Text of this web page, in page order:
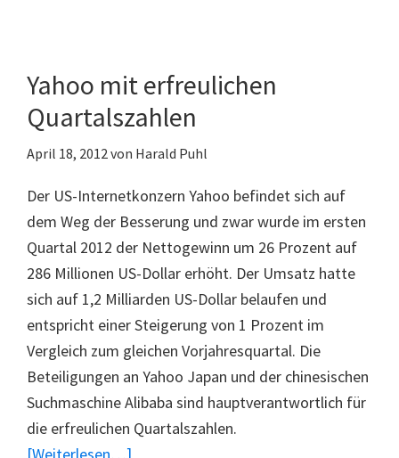
Anteilsverkauf
Yahoo mit erfreulichen
Quartalszahlen
April 18, 2012von Harald Puhl
Der US-Internetkonzern Yahoo befindet sich auf
dem Weg der Besserung und zwar wurde im ersten
Quartal 2012 der Nettogewinn um 26 Prozent auf
286 Millionen US-Dollar erhöht. Der Umsatz hatte
sich auf 1,2 Milliarden US-Dollar belaufen und
entspricht einer Steigerung von 1 Prozent im
Vergleich zum gleichen Vorjahresquartal. Die
Beteiligungen an Yahoo Japan und der chinesischen
Suchmaschine Alibaba sind hauptverantwortlich für
die erfreulichen Quartalszahlen.